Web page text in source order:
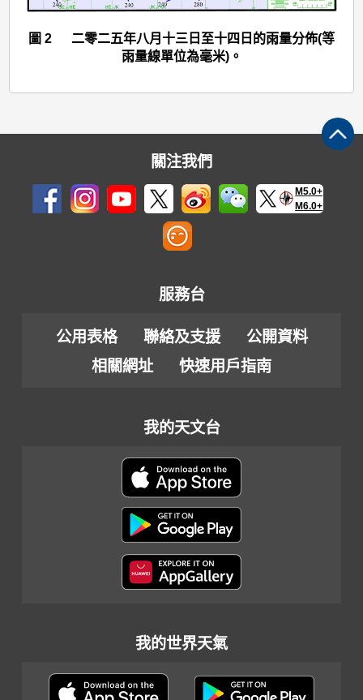
圖 2 二零二五年八月十三日至十四日的雨量分佈(等
雨量線單位為毫米)。
關注我們
M5.0+
M6.0+
服務台
公用表格 聯絡及支援
公開資料
相關網址
快速用戶指南
我的天文台
我的世界天氣